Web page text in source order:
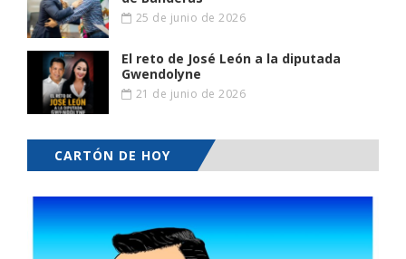
25 de junio de 2026
El reto de José León a la diputada
Gwendolyne
21 de junio de 2026
CARTÓN DE HOY